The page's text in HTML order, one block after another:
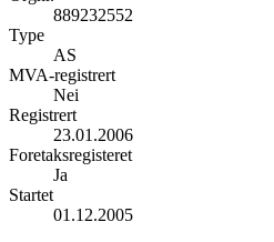
889232552
Type
AS
MVA-registrert
Nei
Registrert
23.01.2006
Foretaksregisteret
Ja
Startet
01.12.2005